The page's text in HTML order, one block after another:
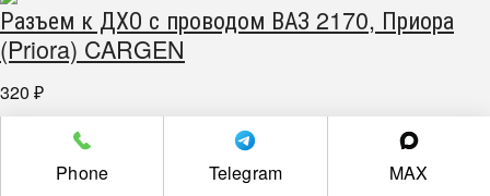
Разъем к ДХО с проводом ВАЗ 2170, Приора
(Priora) CARGEN
320 ₽
г. Челябинск пр. Победы 305Д/1 (2 этаж)
Полная версия сайта
Phone Telegram MAX